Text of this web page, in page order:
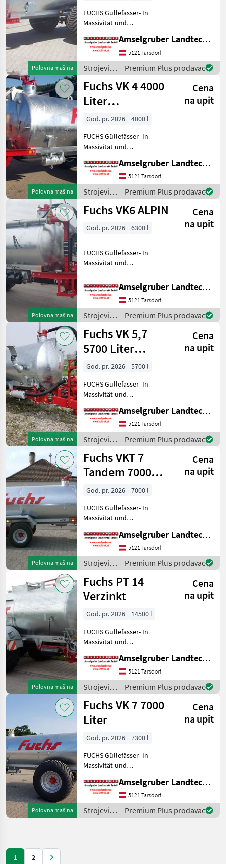
Polovna mašina
FUCHS Güllefässer- In
Massivität und
(Stärkste Materialstärken +
Beste Materialen und Beste
Komponenten der
führenden TOP Hersteller!)
Sei
Amselgruber Landtechnik GmbH
5121 Tarsdorf
Strojevi
za
đubrenje,
gnojenje i
navodnjavanje
/ Fuchs
Premium Plus prodavac
Polovna mašina
Fuchs VK 4 4000
Liter
Vakuumfass
Cena
na upit
God. pr. 2026
4000 l
FUCHS Güllefässer- In
Massivität und
(Stärkste Materialstärken +
Beste Materialen und Beste
Komponenten der
führenden TOP Hersteller!)
Sei
Amselgruber Landtechnik GmbH
5121 Tarsdorf
Strojevi
za
đubrenje,
navodnjavanje
Premium Plus prodavac
Polovna mašina
Fuchs VK6 ALPIN
Cena
na upit
God. pr. 2026 6300 l
FUCHS Güllefässer- In
Massivität und
(Stärkste Materialstärken +
Beste Materialen und Beste
Komponenten der
führenden TOP Hersteller!)
Sei
Amselgruber Landtechnik GmbH
5121 Tarsdorf
Strojevi
za
đubrenje,
gnojenje i
navodnjavanje
/ Fuchs
Premium Plus prodavac
Polovna mašina
Fuchs VK 5,7
5700 Liter
Einachs
Cena
na upit
God. pr. 2026
5700 l
FUCHS Güllefässer- In
Massivität und
(Stärkste Materialstärken +
Beste Materialen und Beste
Komponenten der
führenden TOP Hersteller!)
Sei
Amselgruber Landtechnik GmbH
5121 Tarsdorf
Strojevi
za
đubrenje,
gnojenje i
navodnjavanje
/ Fuchs
Premium Plus prodavac
Polovna mašina
Fuchs VKT 7
Tandem 7000
liter
Cena
na upit
God. pr. 2026
7000 l
FUCHS Güllefässer- In
Massivität und
(Stärkste Materialstärken +
Beste Materialen und Beste
Komponenten der
führenden TOP Hersteller!)
Sei
Amselgruber Landtechnik GmbH
5121 Tarsdorf
Strojevi
za
đubrenje,
gnojenje i
navodnjavanje
/ Fuchs
Premium Plus prodavac
Polovna mašina
Fuchs PT 14
Verzinkt
Cena
na upit
God. pr. 2026
14500 l
FUCHS Güllefässer- In
Massivität und
(Stärkste Materialstärken +
Beste Materialen und Beste
Komponenten der
führenden TOP Hersteller!)
Sei
Amselgruber Landtechnik GmbH
5121 Tarsdorf
Strojevi
za
đubrenje,
gnojenje i
navodnjavanje
/ Fuchs
Premium Plus prodavac
Polovna mašina
Fuchs VK 7 7000
Liter
Cena
na upit
God. pr. 2026
7300 l
FUCHS Güllefässer- In
Massivität und
(Stärkste Materialstärken +
Beste Materialen und Beste
Komponenten der
führenden TOP Hersteller!)
Amselgruber Landtechnik GmbH
5121 Tarsdorf
Strojevi
za
Premium Plus prodavac
1 2